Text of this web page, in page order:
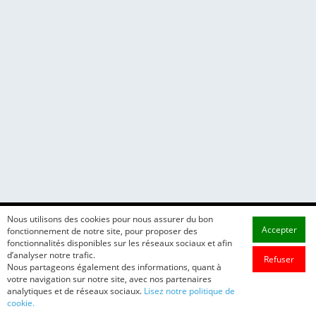
Nous utilisons des cookies pour nous assurer du bon
fonctionnement de notre site, pour proposer des
fonctionnalités disponibles sur les réseaux sociaux et afin
d’analyser notre trafic.
Nous partageons également des informations, quant à
votre navigation sur notre site, avec nos partenaires
analytiques et de réseaux sociaux. Lisez notre politique de
cookie.
Accepter
Refuser